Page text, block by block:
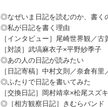
◎なぜいま日記を読むのか、書く
◎私が日記を書く理由
［インタビュー］尾崎世界観／
［対談］武塙麻衣子×平野紗季子
◎あの人の日記が読みたい
［日記寄稿］中村文則／奈倉有
◎ふたりで日記を書いてみた
［交換日記］岡村靖幸×松尾スズキ
◎［相方観察日記］きむらバンド